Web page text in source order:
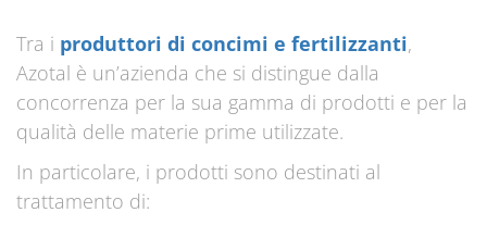
Tra i produttori di concimi e fertilizzanti,
Azotal è un’azienda che si distingue dalla
concorrenza per la sua gamma di prodotti e per la
qualità delle materie prime utilizzate.
In particolare, i prodotti sono destinati al
trattamento di: